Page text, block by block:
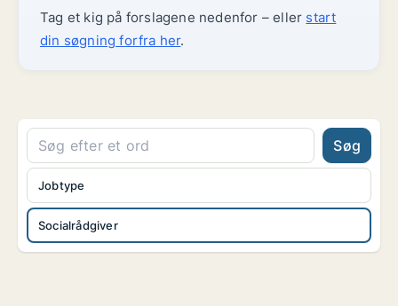
Tag et kig på forslagene nedenfor – eller start
din søgning forfra her.
Søg
Socialrådgiver
Jobtype